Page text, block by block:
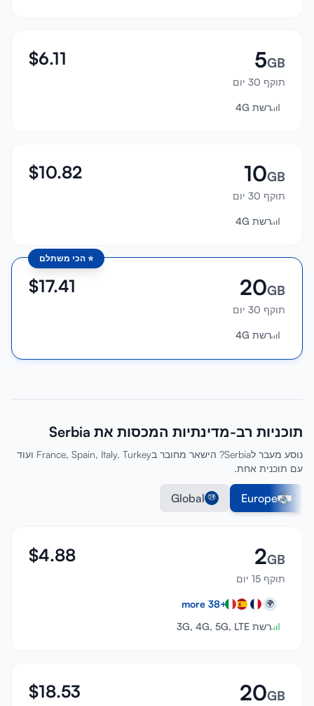
5GB
תוקף 30 יום
$6.11
רשת 4G
10GB
תוקף 30 יום
$10.82
רשת 4G
⭐ הכי משתלם
20GB
תוקף 30 יום
$17.41
רשת 4G
תוכניות רב-מדינתיות המכסות את Serbia
נוסע מעבר לSerbia? הישאר מחובר בFrance, Spain, Italy, Turkey ועוד
עם תוכנית אחת.
Europe
Global
2GB
תוקף 15 יום
$4.88
🌍
+
38
רשת 3G, 4G, 5G, LTE
20GB
$18.53